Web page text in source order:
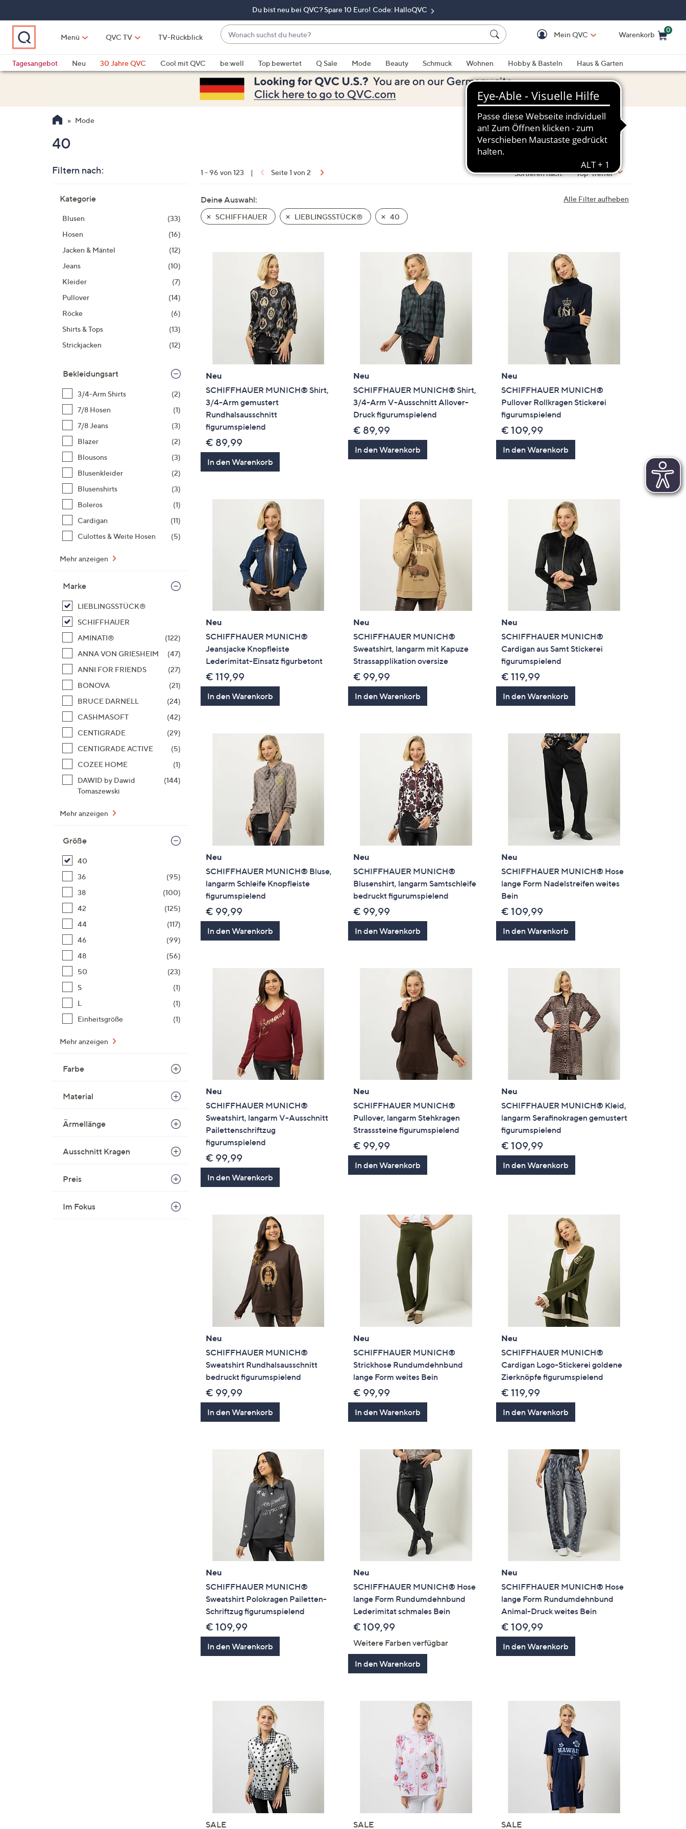
springen
Du bist neu bei QVC? Spare 10 Euro! Code: HalloQVC
Menü QVC TV TV-Rückblick
Wonach
suchst
du
heute?
Vorschläge
verfügbar
sind,
verwenden
und
unten
oder
wischen
anzuzeigen.
Mein QVC Warenkorb
0
Tagesangebot
Neu 30 Jahre QVC Cool mit QVC be:well Top bewertet Q Sale Mode Beauty Schmuck Wohnen Hobby & Basteln
Haus & Garten
Mode
40
Filtern nach:
Produktliste
Kategorie
Blusen
(33)
Hosen
(16)
Jacken & Mäntel
(12)
Jeans
(10)
Kleider
(7)
Pullover
(14)
Röcke
(6)
Shirts & Tops
(13)
Strickjacken
(12)
Bekleidungsart
3/4-Arm Shirts
(2)
7/8 Hosen
(1)
7/8 Jeans
(3)
Blazer
(2)
Blousons
(3)
Blusenkleider
(2)
Blusenshirts
(3)
Boleros
(1)
Cardigan
(11)
Culottes & Weite Hosen
(5)
Mehr anzeigen
Marke
LIEBLINGSSTÜCK®
SCHIFFHAUER
AMINATI®
(122)
ANNA VON GRIESHEIM
(47)
ANNI FOR FRIENDS
(27)
BONOVA
(21)
BRUCE DARNELL
(24)
CASHMASOFT
(42)
CENTIGRADE
(29)
CENTIGRADE ACTIVE
(5)
COZEE HOME
(1)
DAWID by Dawid
Tomaszewski
(144)
Mehr anzeigen
Größe
40
36
(95)
38
(100)
42
(125)
44
(117)
46
(99)
48
(56)
50
(23)
S
(1)
L
(1)
Einheitsgröße
(1)
Mehr anzeigen
Farbe
Material
Ärmellänge
Ausschnitt Kragen
Preis
Im Fokus
1 - 96 von 123 | Seite 1 von 2 Sortieren nach: Top-Treffer
Alle Filter aufheben
Deine Auswahl:
SCHIFFHAUER LIEBLINGSSTÜCK® 40
Neu
SCHIFFHAUER MUNICH® Shirt,
3/4-Arm gemustert
Rundhalsausschnitt
figurumspielend
€ 89,99
In den Warenkorb
Neu
SCHIFFHAUER MUNICH® Shirt,
3/4-Arm V-Ausschnitt Allover-
Druck figurumspielend
€ 89,99
In den Warenkorb
Neu
SCHIFFHAUER MUNICH®
Pullover Rollkragen Stickerei
figurumspielend
€ 109,99
In den Warenkorb
Neu
SCHIFFHAUER MUNICH®
Jeansjacke Knopfleiste
Lederimitat-Einsatz figurbetont
€ 119,99
In den Warenkorb
Neu
SCHIFFHAUER MUNICH®
Sweatshirt, langarm mit Kapuze
Strassapplikation oversize
€ 99,99
In den Warenkorb
Neu
SCHIFFHAUER MUNICH®
Cardigan aus Samt Stickerei
figurumspielend
€ 119,99
In den Warenkorb
Neu
SCHIFFHAUER MUNICH® Bluse,
langarm Schleife Knopfleiste
figurumspielend
€ 99,99
In den Warenkorb
Neu
SCHIFFHAUER MUNICH®
Blusenshirt, langarm Samtschleife
bedruckt figurumspielend
€ 99,99
In den Warenkorb
Neu
SCHIFFHAUER MUNICH® Hose
lange Form Nadelstreifen weites
Bein
€ 109,99
In den Warenkorb
Neu
SCHIFFHAUER MUNICH®
Sweatshirt, langarm V-Ausschnitt
Pailettenschriftzug
figurumspielend
€ 99,99
In den Warenkorb
Neu
SCHIFFHAUER MUNICH®
Pullover, langarm Stehkragen
Strasssteine figurumspielend
€ 99,99
In den Warenkorb
Neu
SCHIFFHAUER MUNICH® Kleid,
langarm Serafinokragen gemustert
figurumspielend
€ 109,99
In den Warenkorb
Neu
SCHIFFHAUER MUNICH®
Sweatshirt Rundhalsausschnitt
bedruckt figurumspielend
€ 99,99
In den Warenkorb
Neu
SCHIFFHAUER MUNICH®
Strickhose Rundumdehnbund
lange Form weites Bein
€ 99,99
In den Warenkorb
Neu
SCHIFFHAUER MUNICH®
Cardigan Logo-Stickerei goldene
Zierknöpfe figurumspielend
€ 119,99
In den Warenkorb
Neu
SCHIFFHAUER MUNICH®
Sweatshirt Polokragen Pailetten-
Schriftzug figurumspielend
€ 109,99
In den Warenkorb
Neu
SCHIFFHAUER MUNICH® Hose
lange Form Rundumdehnbund
Lederimitat schmales Bein
€ 109,99
Weitere Farben verfügbar
In den Warenkorb
Neu
SCHIFFHAUER MUNICH® Hose
lange Form Rundumdehnbund
Animal-Druck weites Bein
€ 109,99
In den Warenkorb
SALE SALE SALE